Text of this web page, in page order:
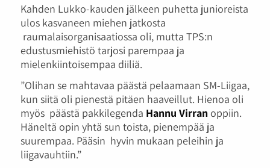
Kahden Lukko-kauden jälkeen puhetta junioreista
ulos kasvaneen miehen jatkosta
raumalaisorganisaatiossa oli, mutta TPS:n
edustusmiehistö tarjosi parempaa ja
mielenkiintoisempaa diiliä.
”Olihan se mahtavaa päästä pelaamaan SM-Liigaa,
kun siitä oli pienestä pitäen haaveillut. Hienoa oli
myös päästä pakkilegenda Hannu Virranoppiin.
Häneltä opin yhtä sun toista, pienempää ja
suurempaa. Pääsin hyvin mukaan peleihin ja
liigavauhtiin.”